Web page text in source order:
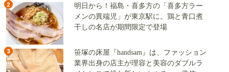
2
明日から！福島・喜多方の「喜多方ラー
メンの異端児」が東京駅に。鶏と青口煮
干しの名店が期間限定で登場
3
笹塚の床屋『handsam』は、ファッション
業界出身の店主が理容と美容のダブルラ